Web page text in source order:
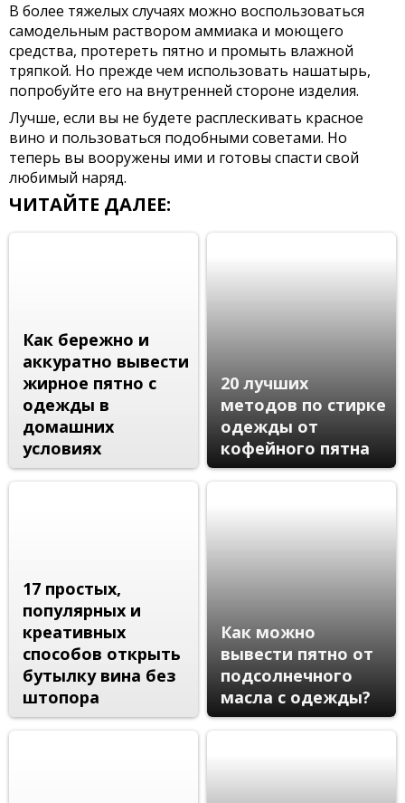
В более тяжелых случаях можно воспользоваться
самодельным раствором аммиака и моющего
средства, протереть пятно и промыть влажной
тряпкой. Но прежде чем использовать нашатырь,
попробуйте его на внутренней стороне изделия.
Лучше, если вы не будете расплескивать красное
вино и пользоваться подобными советами. Но
теперь вы вооружены ими и готовы спасти свой
любимый наряд.
ЧИТАЙТЕ ДАЛЕЕ:
Как бережно и
аккуратно вывести
жирное пятно с
одежды в
домашних
условиях
20 лучших
методов по стирке
одежды от
кофейного пятна
17 простых,
популярных и
креативных
способов открыть
бутылку вина без
штопора
Как можно
вывести пятно от
подсолнечного
масла с одежды?